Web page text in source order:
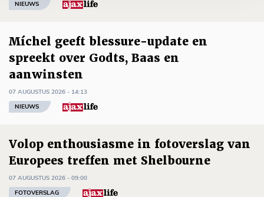
NIEUWS
Míchel geeft blessure-update en
spreekt over Godts, Baas en
aanwinsten
07 AUGUSTUS 2026 - 14:13
NIEUWS
Volop enthousiasme in fotoverslag van
Europees treffen met Shelbourne
07 AUGUSTUS 2026 - 09:00
FOTOVERSLAG